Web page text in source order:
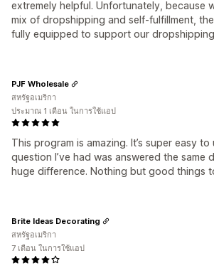
extremely helpful. Unfortunately, because
mix of dropshipping and self-fulfillment,
fully equipped to support our
This program is amazing. It’s super easy
question I’ve had was answered the same
huge difference. Nothing but good things
PJF Wholesale
สหรัฐอเมริกา
ประมาณ 1 เดือน ในการใช้แอป
Brite Ideas Decorating
สหรัฐอเมริกา
7 เดือน ในการใช้แอป